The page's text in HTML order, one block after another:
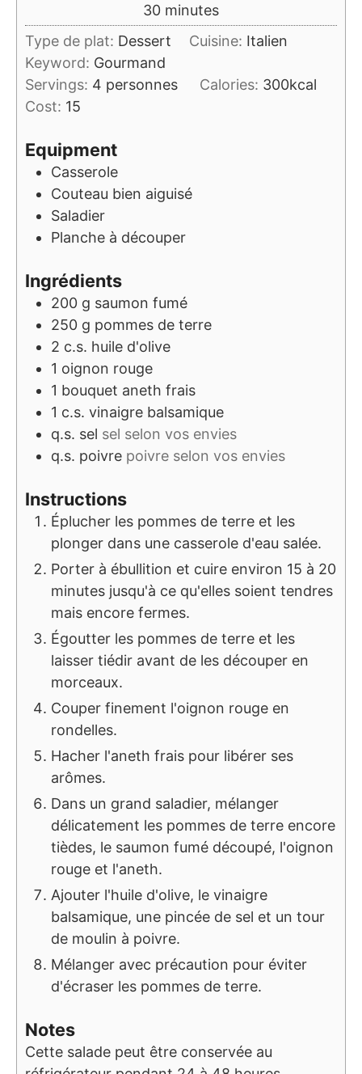
30minutes
minutes
Type de plat: Dessert Cuisine: Italien
Keyword: Gourmand
Servings: 4 personnes Calories: 300kcal
Cost: 15
Equipment
Casserole
Couteau bien aiguisé
Saladier
Planche à découper
Ingrédients
200 g saumon fumé
250 g pommes de terre
2 c.s. huile d'olive
1 oignon rouge
1 bouquet aneth frais
1 c.s. vinaigre balsamique
q.s. sel sel selon vos envies
q.s. poivre poivre selon vos envies
Instructions
Éplucher les pommes de terre et les
plonger dans une casserole d'eau salée.
Porter à ébullition et cuire environ 15 à 20
minutes jusqu'à ce qu'elles soient tendres
mais encore fermes.
Égoutter les pommes de terre et les
laisser tiédir avant de les découper en
morceaux.
Couper finement l'oignon rouge en
rondelles.
Hacher l'aneth frais pour libérer ses
arômes.
Dans un grand saladier, mélanger
délicatement les pommes de terre encore
tièdes, le saumon fumé découpé, l'oignon
rouge et l'aneth.
Ajouter l'huile d'olive, le vinaigre
balsamique, une pincée de sel et un tour
de moulin à poivre.
Mélanger avec précaution pour éviter
d'écraser les pommes de terre.
Notes
Cette salade peut être conservée au